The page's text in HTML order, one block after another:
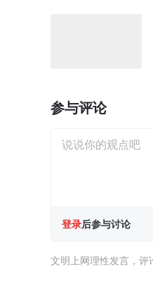
参与评论
登录后参与讨论
文明上网理性发言，评